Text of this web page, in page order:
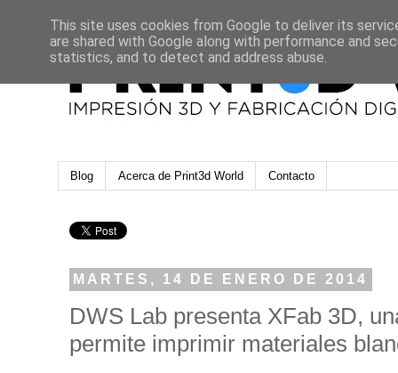
Blog Acerca de Print3d World Contacto
MARTES, 14 DE ENERO DE 2014
DWS Lab presenta XFab 3D,
permite imprimir materiales
This site uses cookies from Google to deliver its
are shared with Google along with performance and
statistics, and to detect and address abuse.